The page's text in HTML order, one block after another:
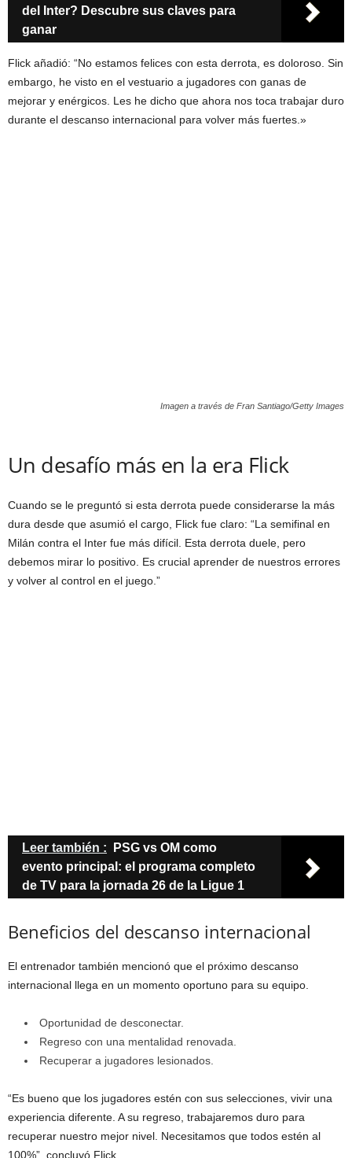
del Inter? Descubre sus claves para
ganar
Flick añadió: “No estamos felices con esta derrota, es doloroso. Sin
embargo, he visto en el vestuario a jugadores con ganas de
mejorar y enérgicos. Les he dicho que ahora nos toca trabajar duro
durante el descanso internacional para volver más fuertes.»
Imagen a través de Fran Santiago/Getty Images
Un desafío más en la era Flick
Cuando se le preguntó si esta derrota puede considerarse la más
dura desde que asumió el cargo, Flick fue claro: “La semifinal en
Milán contra el Inter fue más difícil. Esta derrota duele, pero
debemos mirar lo positivo. Es crucial aprender de nuestros errores
y volver al control en el juego.”
Leer también :
PSG vs OM como
evento principal: el programa completo
de TV para la jornada 26 de la Ligue 1
Beneficios del descanso internacional
El entrenador también mencionó que el próximo descanso
internacional llega en un momento oportuno para su equipo.
Oportunidad de desconectar.
Regreso con una mentalidad renovada.
Recuperar a jugadores lesionados.
“Es bueno que los jugadores estén con sus selecciones, vivir una
experiencia diferente. A su regreso, trabajaremos duro para
recuperar nuestro mejor nivel. Necesitamos que todos estén al
100%”, concluyó Flick.